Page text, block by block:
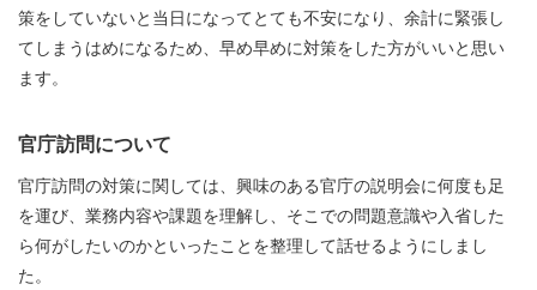
策をしていないと当日になってとても不安になり、余計に緊張し
てしまうはめになるため、早め早めに対策をした方がいいと思い
ます。
官庁訪問について
官庁訪問の対策に関しては、興味のある官庁の説明会に何度も足
を運び、業務内容や課題を理解し、そこでの問題意識や入省した
ら何がしたいのかといったことを整理して話せるようにしまし
た。